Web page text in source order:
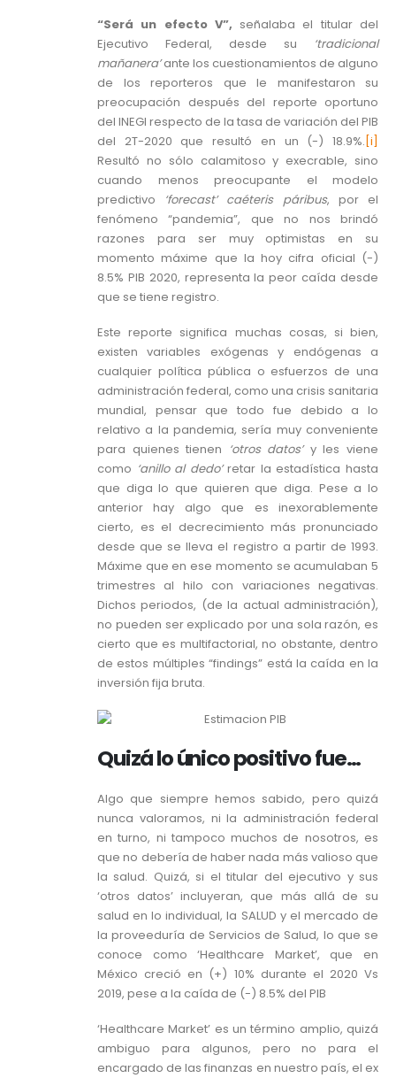
“Será un efecto V”, señalaba el titular del
Ejecutivo Federal, desde su
‘tradicional
mañanera’ante los cuestionamientos de alguno
de los reporteros que le manifestaron su
preocupación después del reporte oportuno
del INEGI respecto de la tasa de variación del PIB
del 2T-2020 que resultó en un (-) 18.9%. [i]
Resultó no sólo calamitoso y execrable, sino
cuando menos preocupante el modelo
predictivo ‘forecast’ caéteris páribus, por el
fenómeno “pandemia”, que no nos brindó
razones para ser muy optimistas en su
momento máxime que la hoy cifra oficial (-)
8.5% PIB 2020, representa la peor caída desde
que se tiene registro.
Este reporte significa muchas cosas, si bien,
existen variables exógenas y endógenas a
cualquier política pública o esfuerzos de una
administración federal, como una crisis sanitaria
mundial, pensar que todo fue debido a lo
relativo a la pandemia, sería muy conveniente
para quienes tienen ‘otros datos’y les viene
como ‘anillo al dedo’retar la estadística hasta
que diga lo que quieren que diga. Pese a lo
anterior hay algo que es inexorablemente
cierto, es el decrecimiento más pronunciado
desde que se lleva el registro a partir de 1993.
Máxime que en ese momento se acumulaban 5
trimestres al hilo con variaciones negativas.
Dichos periodos, (de la actual administración),
no pueden ser explicado por una sola razón, es
cierto que es multifactorial, no obstante, dentro
de estos múltiples “findings” está la caída en la
inversión fija bruta.
Quizá lo único positivo fue…
Algo que siempre hemos sabido, pero quizá
nunca valoramos, ni la administración federal
en turno, ni tampoco muchos de nosotros, es
que no debería de haber nada más valioso que
la salud. Quizá, si el titular del ejecutivo y sus
‘otros datos’ incluyeran, que más allá de su
salud en lo individual, la SALUD y el mercado de
la proveeduría de Servicios de Salud, lo que se
conoce como ‘Healthcare Market’, que en
México creció en (+) 10% durante el 2020 Vs
2019, pese a la caída de (-) 8.5% del PIB
‘Healthcare Market’ es un término amplio, quizá
ambiguo para algunos, pero no para el
encargado de las finanzas en nuestro país, el ex